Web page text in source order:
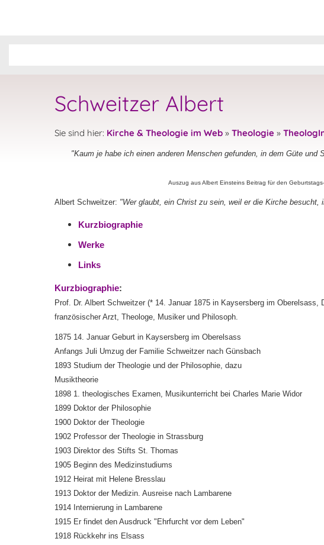
Schweitzer Albert
Sie sind hier: Kirche & Theologie im Web » Theologie »
"Kaum je habe ich einen anderen Menschen gefunden, in dem Güte
Auszug aus Albert Einsteins Beitrag für den
Albert Schweitzer: "Wer glaubt, ein Christ zu sein, weil er die Kirche
Kurzbiographie
Werke
Links
Kurzbiographie:
Prof. Dr. Albert Schweitzer (* 14. Januar 1875 in Kaysersberg im
französischer Arzt, Theologe, Musiker und Philosoph.
1875 14. Januar Geburt in Kaysersberg im Oberelsass
Anfangs Juli Umzug der Familie Schweitzer nach Günsbach
1893 Studium der Theologie und der Philosophie, dazu
Musiktheorie
1898 1. theologisches Examen, Musikunterricht bei Charles Marie Widor
1899 Doktor der Philosophie
1900 Doktor der Theologie
1902 Professor der Theologie in Strassburg
1903 Direktor des Stifts St. Thomas
1905 Beginn des Medizinstudiums
1912 Heirat mit Helene Bresslau
1913 Doktor der Medizin. Ausreise nach Lambarene
1914 Internierung in Lambarene
1915 Er findet den Ausdruck "Ehrfurcht vor dem Leben"
1918 Rückkehr ins Elsass